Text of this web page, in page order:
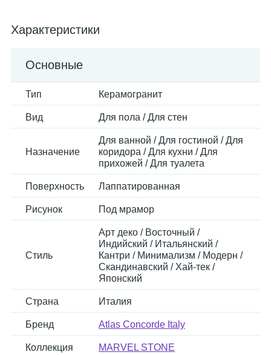
Характеристики
Основные
Тип Керамогранит
Вид Для пола / Для стен
Назначение
Для ванной / Для гостиной / Для
коридора / Для кухни / Для
прихожей / Для туалета
Поверхность Лаппатированная
Рисунок Под мрамор
Стиль
Арт деко / Восточный /
Индийский / Итальянский /
Кантри / Минимализм / Модерн /
Скандинавский / Хай-тек /
Японский
Страна Италия
Бренд Atlas Concorde Italy
Коллекция MARVEL STONE